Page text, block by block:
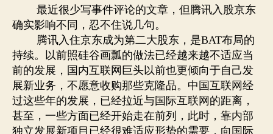
商
环
结
盟
腾
讯
最近很少写事件评论的文章，但腾讯入股京东
确实影响不同，忍不住说几句。
腾讯入住京东成为第二大股东，是BAT布局的
持续。以前照硅谷画瓢的做法已经越来越不适应当
前的发展，国内互联网巨头以前也更倾向于自己发
展新业务，不愿意收购那些克隆品。中国互联网经
过这些年的发展，已经拉近与国际互联网的距离，
甚至，一些方面已经开始走在前列，此时，靠内部
独立发展新项目已经很难适应形势的需要，向国际